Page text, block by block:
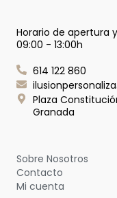
Horario de apertura
09:00 - 13:00h
614 122 860
Plaza
Granada
Sobre Nosotros
Contacto
Mi cuenta